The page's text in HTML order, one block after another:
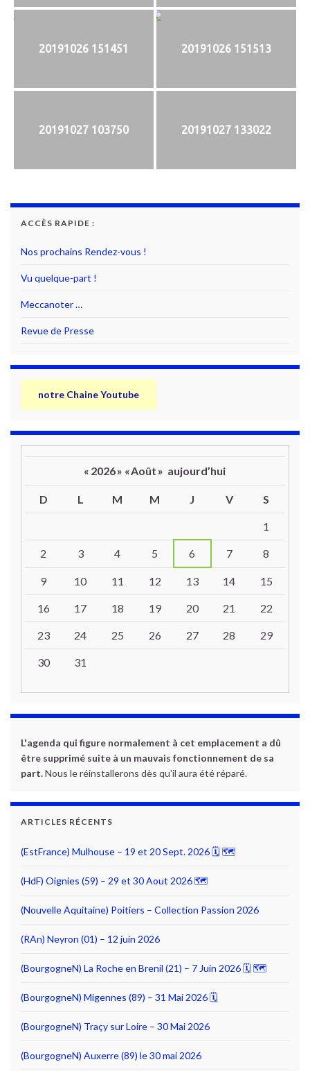
20191026 151451 20191026 151513
20191027 103750 20191027 133022
ACCÈS RAPIDE :
Nos prochains Rendez-vous !
Vu quelque-part !
Meccanoter …
Revue de Presse
notre Chaine Youtube
« 2026» «Août » aujourd’hui
D L M M J V S
1
2 3 4 5 6 7 8
9 10 11 12 13 14 15
16 17 18 19 20 21 22
23 24 25 26 27 28 29
30 31
L'agenda qui figure normalement à cet emplacement a dû
être supprimé suite à un mauvais fonctionnement de sa
part.Nous le réinstallerons dès qu'il aura été réparé.
ARTICLES RÉCENTS
(EstFrance) Mulhouse – 19 et 20 Sept. 2026 🗓 🗺
(HdF) Oignies (59) – 29 et 30 Aout 2026 🗺
(Nouvelle Aquitaine) Poitiers – Collection Passion 2026
(RAn) Neyron (01) – 12 juin 2026
(BourgogneN) La Roche en Brenil (21) – 7 Juin 2026 🗓 🗺
(BourgogneN) Migennes (89) – 31 Mai 2026 🗓
(BourgogneN) Traçy sur Loire – 30 Mai 2026
(BourgogneN) Auxerre (89) le 30 mai 2026